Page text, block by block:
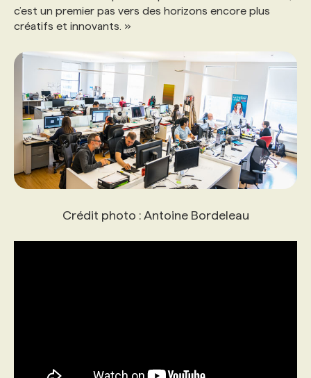
c’est un premier pas vers des horizons encore plus
créatifs et innovants. »
Crédit photo : Antoine Bordeleau